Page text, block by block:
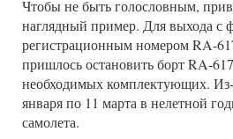
Чтобы не быть голословным,
наглядный пример. Для выхода
регистрационным номером RA-
пришлось остановить борт RA-
необходимых комплектующих. Из-
января по 11 марта в нелетной
самолета.